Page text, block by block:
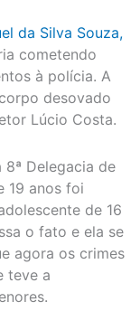
da Silva Souza,
cometendo
à polícia. A
desovado
Lúcio Costa.
Delegacia de
19 anos foi
de 16
o fato e ela se
agora os crimes
teve a